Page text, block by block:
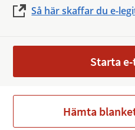
Så här skaffar du e-
Starta
Hämta